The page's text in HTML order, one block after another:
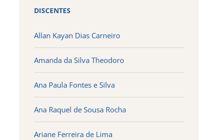
DISCENTES
Allan Kayan Dias Carneiro
Amanda da Silva Theodoro
Ana Paula Fontes e Silva
Ana Raquel de Sousa Rocha
Ariane Ferreira de Lima